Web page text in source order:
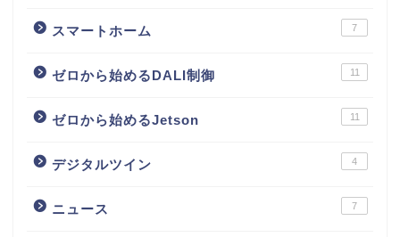
スマートホーム 7
ゼロから始めるDALI制御 11
ゼロから始めるJetson 11
デジタルツイン 4
ニュース 7